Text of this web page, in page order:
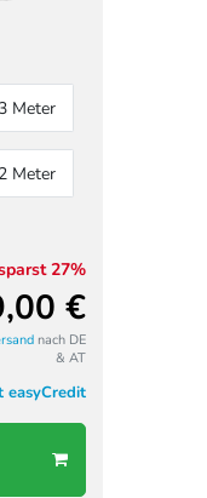
Meter
Meter
27%
€
nach DE
& AT
easyCredit